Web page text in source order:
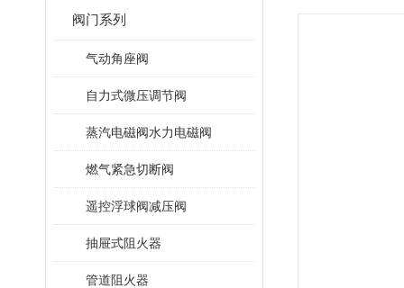
阀门系列
气动角座阀
自力式微压调节阀
蒸汽电磁阀水力电磁阀
燃气紧急切断阀
遥控浮球阀减压阀
抽屉式阻火器
管道阻火器